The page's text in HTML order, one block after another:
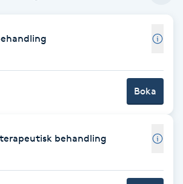
Boka
behandling